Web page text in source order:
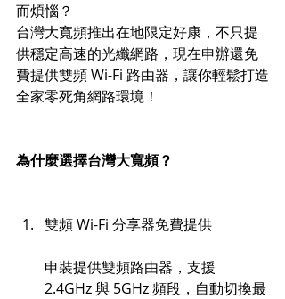
而煩惱？
台灣大寬頻推出在地限定好康，不只提
供穩定高速的光纖網路，現在申辦還免
費提供雙頻 Wi-Fi 路由器，讓你輕鬆打造
全家零死角網路環境！
為什麼選擇台灣大寬頻？
雙頻 Wi-Fi 分享器免費提供
申裝提供雙頻路由器，支援
2.4GHz 與 5GHz 頻段，自動切換最